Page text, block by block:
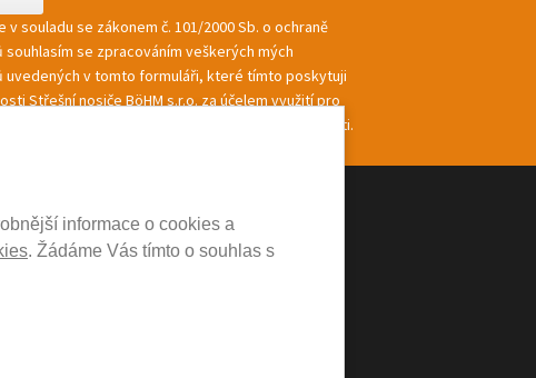
informace o cookies a
. Žádáme Vás tímto o souhlas s
v souladu se zákonem č. 101/2000 Sb. o ochraně
souhlasím se zpracováním veškerých mých
uvedených v tomto formuláři, které tímto poskytuji
Střešní nosiče BöHM s.r.o. za účelem využití pro
a zasílání informací a nabídek společnosti.